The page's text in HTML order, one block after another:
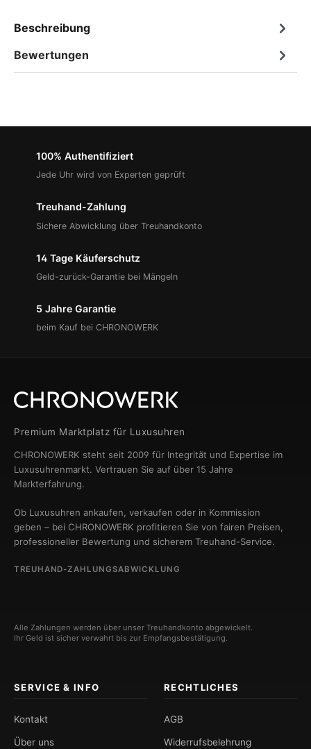
Beschreibung
Bewertungen
100% Authentifiziert
Jede Uhr wird von Experten geprüft
Treuhand-Zahlung
Sichere Abwicklung über Treuhandkonto
14 Tage Käuferschutz
Geld-zurück-Garantie bei Mängeln
5 Jahre Garantie
beim Kauf bei CHRONOWERK
Premium Marktplatz für Luxusuhren
CHRONOWERK steht seit 2009 für Integrität und Expertise im
Luxusuhrenmarkt. Vertrauen Sie auf über 15 Jahre
Markterfahrung.
Ob Luxusuhren ankaufen, verkaufen oder in Kommission
geben – bei CHRONOWERK profitieren Sie von fairen Preisen,
professioneller Bewertung und sicherem Treuhand-Service.
TREUHAND-ZAHLUNGSABWICKLUNG
Alle Zahlungen werden über unser Treuhandkonto abgewickelt.
Ihr Geld ist sicher verwahrt bis zur Empfangsbestätigung.
SERVICE & INFO
Kontakt
Über uns
RECHTLICHES
AGB
Widerrufsbelehrung